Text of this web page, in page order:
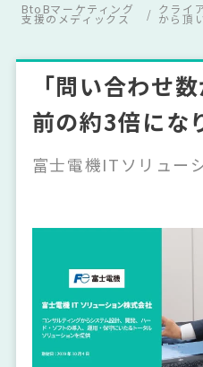
BtoBマーケティング
支援のメディックス
クライ
から頂
「問い合わせ
前の約3倍にな
富士電機ITソリュ